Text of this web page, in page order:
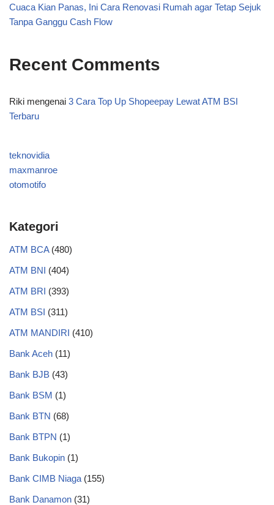
Cuaca Kian Panas, Ini Cara Renovasi Rumah agar Tetap Sejuk
Tanpa Ganggu Cash Flow
Recent Comments
Riki mengenai 3 Cara Top Up Shopeepay Lewat ATM BSI
Terbaru
teknovidia
maxmanroe
otomotifo
Kategori
ATM BCA(480)
ATM BNI (404)
ATM BRI (393)
ATM BSI (311)
ATM MANDIRI (410)
Bank Aceh (11)
Bank BJB (43)
Bank BSM (1)
Bank BTN (68)
Bank BTPN (1)
Bank Bukopin (1)
Bank CIMB Niaga (155)
Bank Danamon (31)